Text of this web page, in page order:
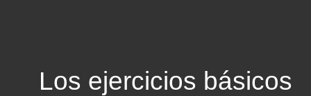
Los ejercicios básicos